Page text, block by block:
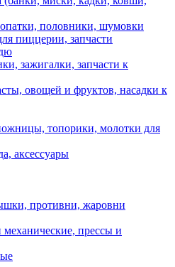
половники, шумовки
пиццерии, запчасти
зажигалки, запчасти к
овощей и фруктов, насадки к
топорики, молотки для
аксессуары
противни, жаровни
прессы и